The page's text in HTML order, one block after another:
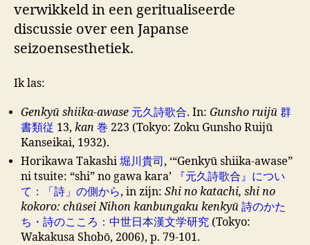
verwikkeld in een geritualiseerde
discussie over een Japanse
seizoensesthetiek.
Ik las:
Genkyū shiika-awase 元久詩歌合. In: Gunsho ruijū 群
書類従 13, kan 巻 223 (Tokyo: Zoku Gunsho Ruijū
Kanseikai, 1932).
Horikawa Takashi 堀川貴司, ‘“Genkyū shiika-awase”
ni tsuite: “shi” no gawa kara’
『元久詩歌合』につい
て：「詩」の側から, in zijn: Shi no katachi, shi no
kokoro: chūsei Nihon kanbungaku kenkyū 詩のかた
ち・詩のこころ：中世日本漢文学研究 (Tokyo:
Wakakusa Shobō, 2006), p. 79-101.